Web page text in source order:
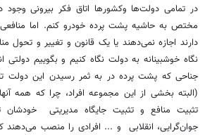
در تمامی دولت‌ها وکشورها اتاق فکر بیرونی
مختص به حاشیه پشت پرده خودرو کنم. اما
دارند اجازه نمی‌دهند یا یک قانون و تغییر و تحول
نگاه خوشبینانه به دولت نگاه کنیم و بگوییم دولتی
جناحی که پشت پرده در به ثمر رسیدن این دولت
(البته بخشی از این مجموعه افراد، چرا که همه
تثبیت منافع و تثبیت جایگاه مدیریتی
جوان‌گرایی، انقلابی و ... افرادی را منصب